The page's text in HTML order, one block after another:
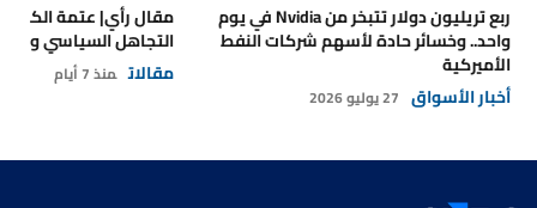
ربع تريليون دولار تتبخر من Nvidia في يوم
واحد.. وخسائر حادة لأسهم شركات النفط
الأميركية
أخبار الأسواق 27 يوليو 2026
مقال رأي| عتمة
التجاهل السياسي
مقالات منذ 7 أيام